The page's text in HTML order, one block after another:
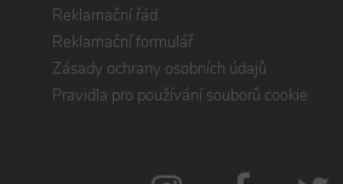
Reklamační řád
Reklamační formulář
Zásady ochrany osobních údajů
Pravidla pro používání souborů cookie